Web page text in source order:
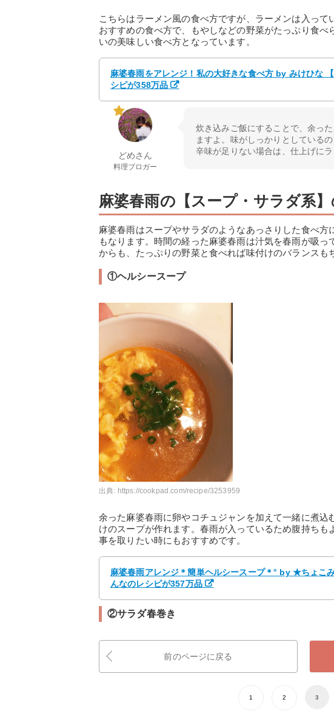
こちらはラーメン風の食べ方ですが、ラーメンは入っ
おすすめの食べ方で、もやしなどの野菜がたっぷり食
いの美味しい食べ方となっています。
麻婆春雨をアレンジ！私の大好きな食べ方 by みけひな
シピが358万品
どめさん
料理ブロガー
炊き込みご飯にすることで、余っ
ますよ。味がしっかりとしている
辛味が足りない場合は、仕上げに
麻婆春雨の【スープ・サラダ系
麻婆春雨はスープやサラダのようなあっさりした食べ
もなります。時間の経った麻婆春雨は汁気を春雨が吸
からも、たっぷりの野菜と食べれば味付けのバランスも
①ヘルシースープ
出典: https://cookpad.com/recipe/3253959
余った麻婆春雨に卵やコチュジャンを加えて一緒に煮
けのスープが作れます。春雨が入っているため腹持ち
事を取りたい時にもおすすめです。
麻婆春雨アレンジ＊簡単ヘルシースープ＊° by ★ちょこ
んなのレシピが357万品
②サラダ春巻き
前のページに戻る
1 2 3